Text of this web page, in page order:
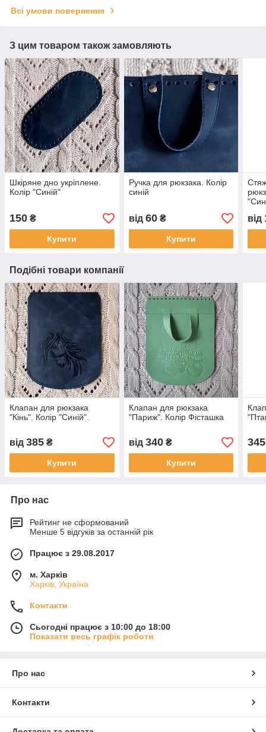
Всі умови повернення
З цим товаром також замовляють
Шкіряне дно укріплене.
Колір "Синій"
150 ₴
Купити
Ручка для рюкзака. Колір
синій
від 60₴
Купити
від
Подібні товари компанії
Клапан для рюкзака
"Кiнь". Колір "Синій".
від 385 ₴
Купити
Клапан для рюкзака
"Париж". Колір Фісташка
від 340₴
Купити
345
Про нас
Рейтинг не сформований
Менше 5 відгуків за останній рік
Працює з 29.08.2017
м. Харків
Харків, Україна
Контакти
Сьогодні працює з 10:00 до 18:00
Показати весь графік роботи
Про нас
Контакти